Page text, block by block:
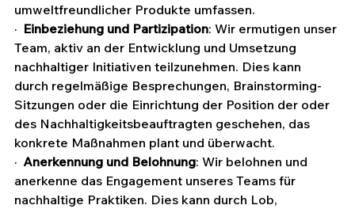
umweltfreundlicher Produkte umfassen.
· Einbeziehung und Partizipation: Wir ermutigen unser
Team, aktiv an der Entwicklung und Umsetzung
nachhaltiger Initiativen teilzunehmen. Dies kann
durch regelmäßige Besprechungen, Brainstorming-
Sitzungen oder die Einrichtung der Position der oder
des Nachhaltigkeitsbeauftragten geschehen, das
konkrete Maßnahmen plant und überwacht.
· Anerkennung und Belohnung: Wir belohnen und
anerkenne das Engagement unseres Teams für
nachhaltige Praktiken. Dies kann durch Lob,